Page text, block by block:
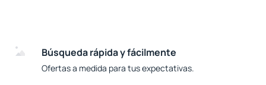
Búsqueda rápida y fácilmente
Ofertas a medida para tus expectativas.